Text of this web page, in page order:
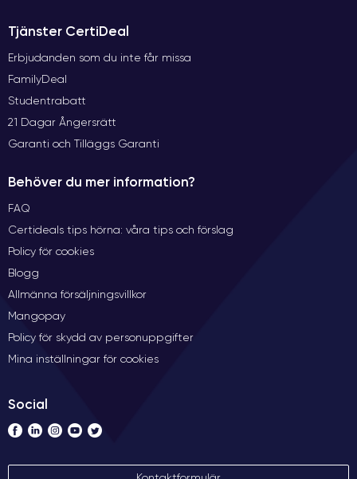
Tjänster CertiDeal
Erbjudanden som du inte får missa
FamilyDeal
Studentrabatt
21 Dagar Ångersrätt
Garanti och Tilläggs Garanti
Behöver du mer information?
FAQ
Certideals tips hörna: våra tips och förslag
Policy för cookies
Blogg
Allmänna försäljningsvillkor
Mangopay
Policy för skydd av personuppgifter
Mina inställningar för cookies
Social